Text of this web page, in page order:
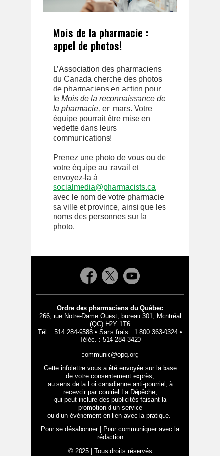
Mois de la pharmacie :
appel de photos!
L’Association des pharmaciens
du Canada cherche des photos
de pharmaciens en action pour
le Mois de la reconnaissance de
la pharmacie, en mars. Votre
équipe pourrait être mise en
vedette dans leurs
communications!
Prenez une photo de vous ou de
votre équipe au travail et
envoyez-la à
socialmedia@pharmacists.ca
avec le nom de votre pharmacie,
sa ville et province, ainsi que les
noms des personnes sur la
photo.
Ordre des pharmaciens du Québec
266, rue Notre-Dame Ouest, bureau 301, Montréal
(QC) H2Y 1T6
Tél. : 514 284-9588 • Sans frais : 1 800 363-0324 •
Téléc. : 514 284-3420
communic@opq.org
Cette infolettre vous a été envoyée sur la base
de votre consentement exprès,
au sens de la Loi canadienne anti-pourriel, à
recevoir par courriel La Dépêche,
qui peut inclure des publicités faisant la
promotion d’un service
ou d’un événement en lien avec la pratique.
Pour se désabonner| Pour communiquer avec la
rédaction
© 2025 | Tous droits réservés